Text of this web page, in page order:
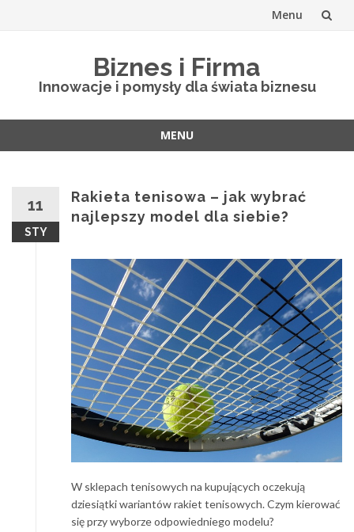
Menu
Biznes i Firma
Innowacje i pomysły dla świata biznesu
MENU
11
STY
Rakieta tenisowa – jak wybrać
najlepszy model dla siebie?
W sklepach tenisowych na kupujących oczekują
dziesiątki wariantów rakiet tenisowych. Czym kierować
się przy wyborze odpowiedniego modelu?